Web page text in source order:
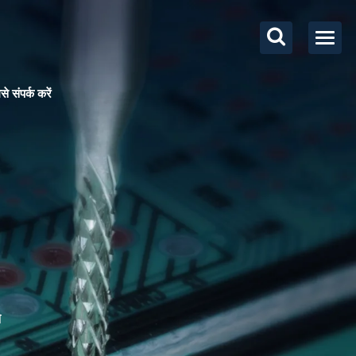
संपर्क करें